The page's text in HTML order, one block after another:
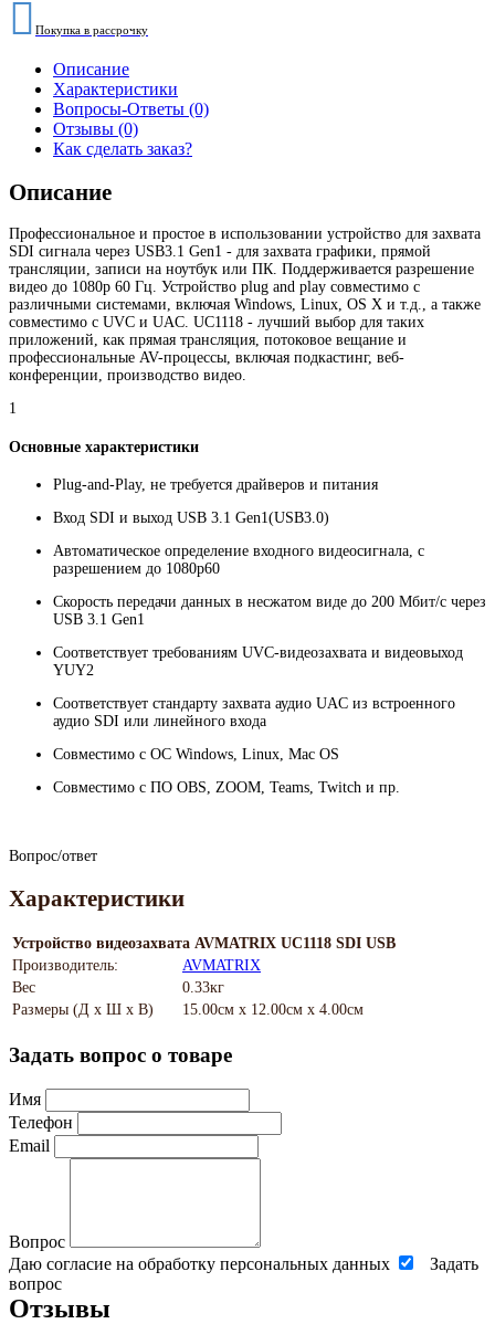
Покупка в рассрочку
Описание
Характеристики
Вопросы-Ответы (0)
Отзывы (0)
Как сделать заказ?
Описание
Профессиональное и простое в использовании устройство для захвата
SDI сигнала через USB3.1 Gen1 - для захвата графики, прямой
трансляции, записи на ноутбук или ПК. Поддерживается разрешение
видео до 1080p 60 Гц. Устройство plug and play совместимо с
различными системами, включая Windows, Linux, OS X и т.д., а также
совместимо с UVC и UAC. UC1118 - лучший выбор для таких
приложений, как прямая трансляция, потоковое вещание и
профессиональные AV-процессы, включая подкастинг, веб-
конференции, производство видео.
1
Основные характеристики
Plug-and-Play, не требуется драйверов и питания
Вход SDI и выход USB 3.1 Gen1(USB3.0)
Автоматическое определение входного видеосигнала, с
разрешением до 1080p60
Скорость передачи данных в несжатом виде до 200 Мбит/с через
USB 3.1 Gen1
Соответствует требованиям UVC-видеозахвата и видеовыход
YUY2
Соответствует стандарту захвата аудио UAC из встроенного
аудио SDI или линейного входа
Совместимо с ОС Windows, Linux, Mac OS
Совместимо с ПО OBS, ZOOM, Teams, Twitch и пр.
Вопрос/ответ
Характеристики
Устройство видеозахвата AVMATRIX UC1118 SDI USB
Производитель:
AVMATRIX
Вес
0.33кг
Размеры (Д х Ш х В)
15.00см x 12.00см x 4.00см
Задать вопрос о товаре
Имя
Телефон
Email
Вопрос
Даю согласие на обработку персональных данных
Задать
вопрос
Отзывы